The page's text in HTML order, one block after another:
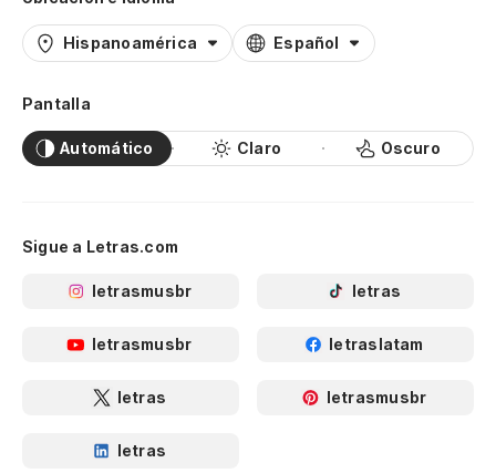
Hispanoamérica Español
Pantalla
Automático Claro Oscuro
Sigue a Letras.com
letrasmusbr letras
letrasmusbr letraslatam
letras letrasmusbr
letras